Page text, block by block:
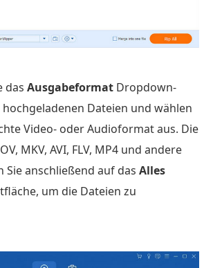
das Ausgabeformat Dropdown-
Dateien und wählen
Video- oder Audioformat aus. Die
MKV, AVI, FLV, MP4 und andere
Sie anschließend auf das Alles
um die Dateien zu